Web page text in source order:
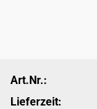
Art.Nr.:
Lieferzeit: